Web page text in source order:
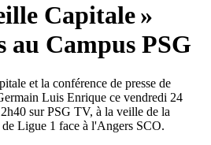
Capitale »
au Campus PSG
et la conférence de presse de
Luis Enrique ce vendredi 24
sur PSG TV, à la veille de la
Ligue 1 face à l'Angers SCO.